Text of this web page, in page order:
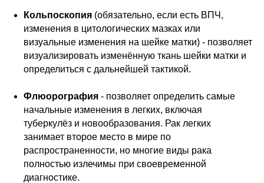
Кольпоскопия (обязательно, если есть ВПЧ,
изменения в цитологических мазках или
визуальные изменения на шейке матки) - позволяет
визуализировать изменённую ткань шейки матки и
определиться с дальнейшей тактикой.
Флюорография - позволяет определить самые
начальные изменения в легких, включая
туберкулёз и новообразования. Рак легких
занимает второе место в мире по
распространенности, но многие виды рака
полностью излечимы при своевременной
диагностике.